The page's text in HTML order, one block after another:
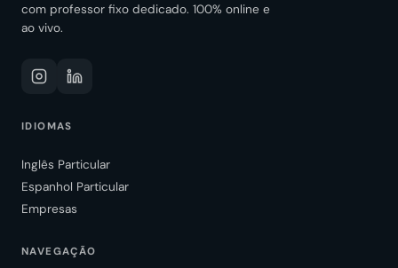
com professor fixo dedicado. 100% online e
ao vivo.
IDIOMAS
Inglês Particular
Espanhol Particular
Empresas
NAVEGAÇÃO